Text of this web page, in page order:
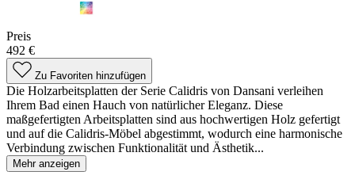
Preis
492 €
Zu Favoriten hinzufügen
Die Holzarbeitsplatten der Serie Calidris von Dansani verleihen
Ihrem Bad einen Hauch von natürlicher Eleganz. Diese
maßgefertigten Arbeitsplatten sind aus hochwertigen Holz gefertigt
und auf die Calidris-Möbel abgestimmt, wodurch eine harmonische
Verbindung zwischen Funktionalität und Ästhetik...
Mehr anzeigen